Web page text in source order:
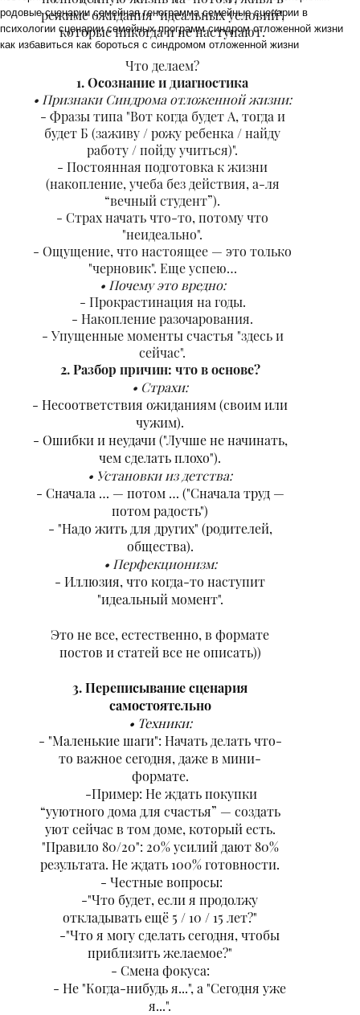
режиме ожидания "идеальных условий",
которые никогда и не наступают.
Что делаем?
1. Осознание и диагностика
Признаки Синдрома отложенной жизни:
- Фразы типа "Вот когда будет А, тогда и
будет Б (заживу / рожу ребенка / найду
работу / пойду учиться)".
- Постоянная подготовка к жизни
(накопление, учеба без действия, а-ля
“вечный студент”).
- Страх начать что-то, потому что
"неидеально".
- Ощущение, что настоящее — это только
"черновик". Еще успею…
Почему это вредно:
- Прокрастинация на годы.
- Накопление разочарования.
- Упущенные моменты счастья "здесь и
сейчас".
2. Разбор причин: что в основе?
Страхи:
- Несоответствия ожиданиям (своим или
чужим).
- Ошибки и неудачи ("Лучше не начинать,
чем сделать плохо").
Установки из детства:
- Сначала … — потом … ("Сначала труд —
потом радость")
- "Надо жить для других" (родителей,
общества).
Перфекционизм:
- Иллюзия, что когда-то наступит
"идеальный момент".
Это не все, естественно, в формате
постов и статей все не описать))
3. Переписывание сценария
самостоятельно
Техники:
- "Маленькие шаги": Начать делать что-
то важное сегодня, даже в мини-
формате.
-Пример: Не ждать покупки
“ууютного дома для счастья” — создать
уют сейчас в том доме, который есть.
"Правило 80/20": 20% усилий дают 80%
результата. Не ждать 100% готовности.
- Честные вопросы:
-"Что будет, если я продолжу
откладывать ещё 5 / 10 / 15 лет?"
-"Что я могу сделать сегодня, чтобы
приблизить желаемое?"
- Смена фокуса:
- Не "Когда-нибудь я...", а "Сегодня уже
я...".
родовые сценарии семейная генограмма семейные сценарии в
психологии сценарии семейных программ синдром отложенной жизни
как избавиться как бороться с синдромом отложенной жизни